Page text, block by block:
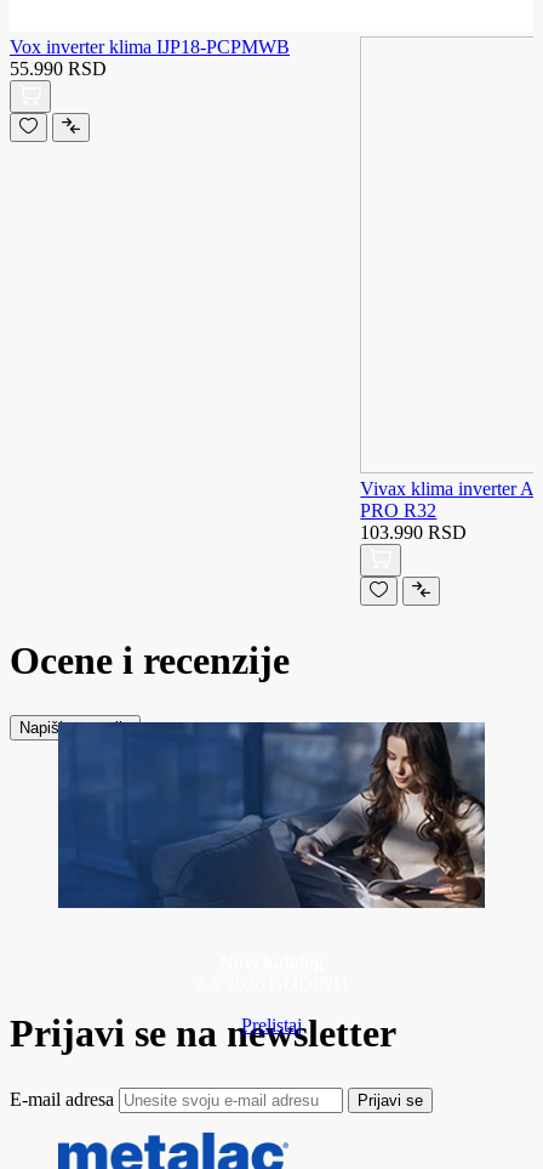
Vox inverter klima IJP18-PCPMWB
55.990 RSD
Vivax klima inverter
PRO R32
103.990 RSD
Ocene i recenzije
Napiši recenziju
Prelistaj
Prijavi se na newsletter
E-mail adresa Prijavi se